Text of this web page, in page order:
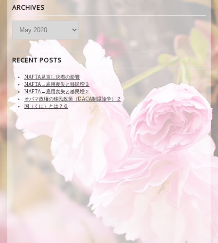
ARCHIVES
RECENT POSTS
NAFTA見直し決着の影響
NAFTA→雇用喪失と移民増３
NAFTA→雇用喪失と移民増２
オバマ政権の移民政策（DACA制度論争）２
国（くに）とは？６